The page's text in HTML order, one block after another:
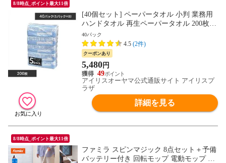
8/8時点_ポイント最大11倍
[40個セット] ペーパータオル 小判 業務用
ハンドタオル 再生ペーパータオル 200枚 5
個入×8袋セット 伊藤忠紙パルプ まとめ買
い 大容量 一人暮らし 備蓄 ストック [日用
品]
40パック
4.5 (2件)
クーポンあり
5,480円
49
アイリスオーヤマ公式通販サイト アイリスプ
ラザ
詳細を見る
8/8時点_ポイント最大11倍
ファミラ スピンマジック 8点セット＋予備
バッテリー付き 回転モップ 電動モップ 回